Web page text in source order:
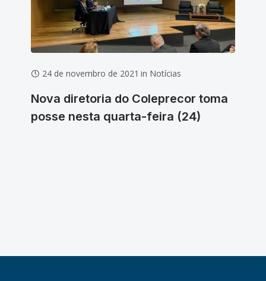
24 de novembro de 2021 in Notícias
Nova diretoria do Coleprecor toma
posse nesta quarta-feira (24)